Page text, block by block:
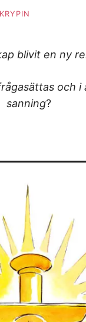
blivit en ny
och i
sanning?